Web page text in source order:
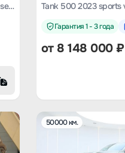
Tank 500 2022 sports version with 5 seats
Гарантия 1 - 3 года
от 8 148 000₽
50000 км.